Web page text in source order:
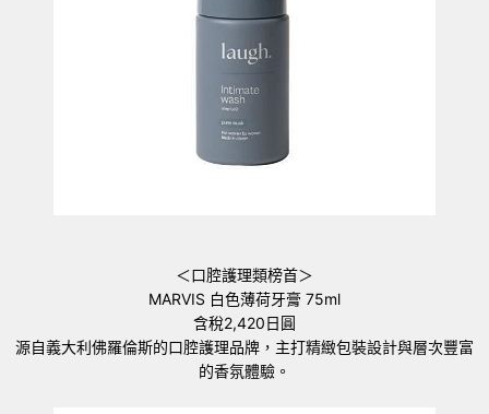
＜口腔護理類榜首＞
MARVIS 白色薄荷牙膏 75ml
含稅2,420日圓
源自義大利佛羅倫斯的口腔護理品牌，主打精緻包裝設計與層次豐富
的香氛體驗。